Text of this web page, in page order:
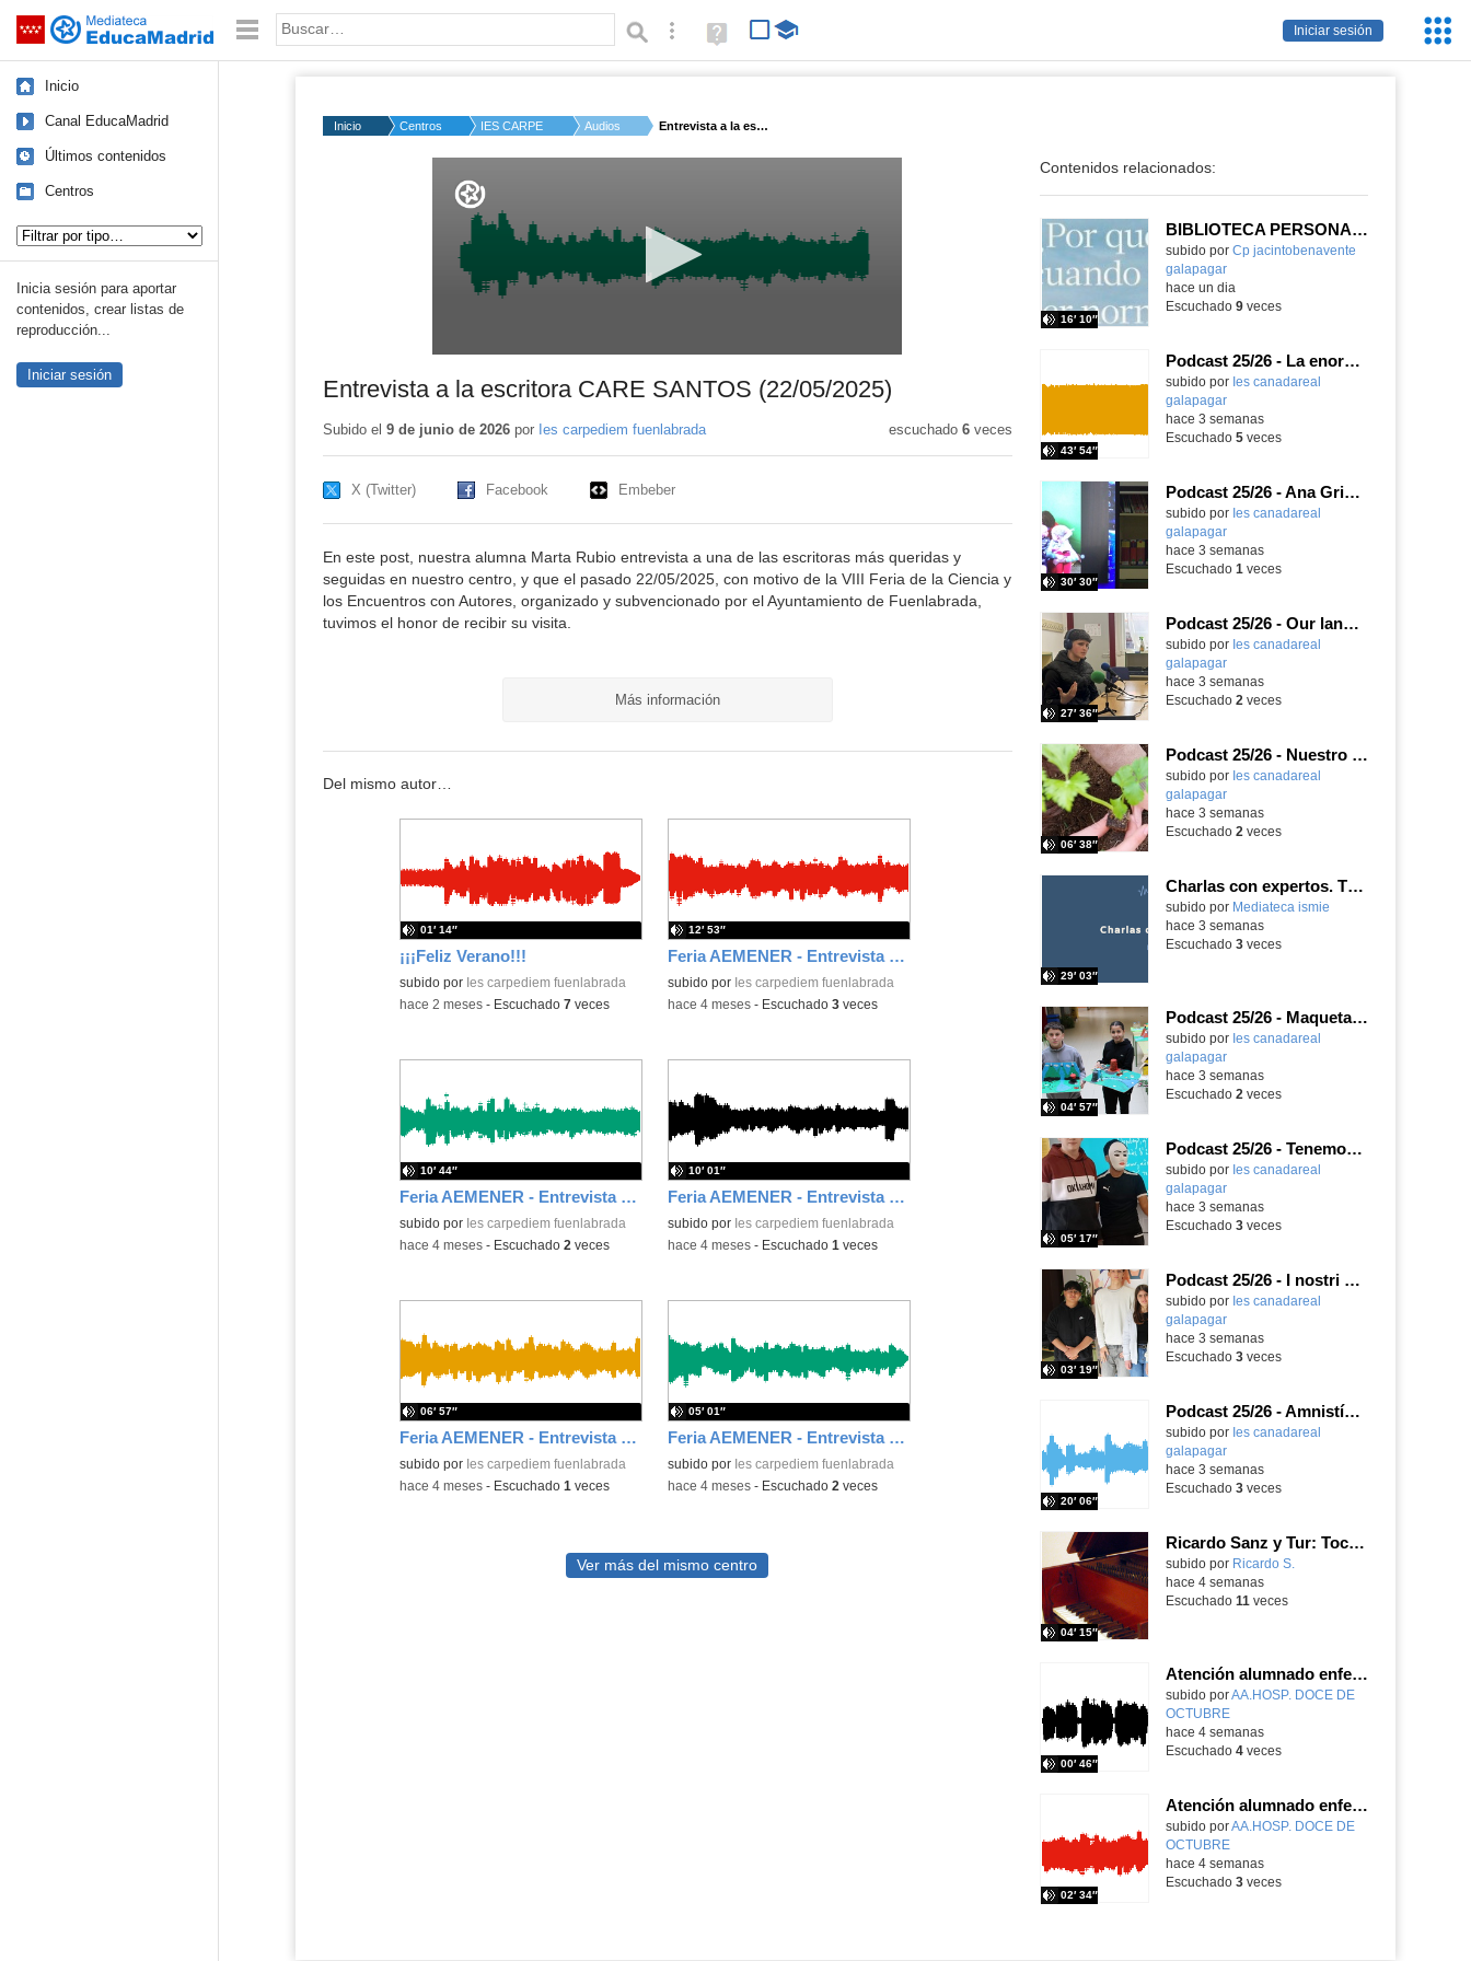
Saltar navegación
Iniciar sesión
Palabra o frase: Búsqueda avanzada
Ayuda
(en
Inicio
Canal EducaMadrid
Últimos contenidos
Centros
Inicia sesión para aportar
contenidos, crear listas de
reproducción...
Iniciar sesión
Inicio Centros IES CARPE DIEM Audios Entrevista a la escr...
50%
Entrevista a la escritora CARE SANTOS (22/05/2025)
Subido el 9 de junio de 2026por Ies carpediem fuenlabrada escuchado 6veces
X (Twitter) Facebook Embeber
En este post, nuestra alumna Marta Rubio entrevista a una de las escritoras más queridas y
seguidas en nuestro centro, y que el pasado 22/05/2025, con motivo de la VIII Feria de la Ciencia y
los Encuentros con Autores, organizado y subvencionado por el Ayuntamiento de Fuenlabrada,
tuvimos el honor de recibir su visita.
Más información
Del mismo autor…
¡¡¡Feliz Verano!!!
subido por Ies carpediem fuenlabrada
01′ 14″
-hace 2 meses- Escuchado 7veces
Feria AEMENER - Entrevista a Esmeralda Cuevas
subido por Ies carpediem fuenlabrada
12′ 53″
-hace 4 meses- Escuchado 3veces
Feria AEMENER - Entrevista a Eva Laín
subido por Ies carpediem fuenlabrada
10′ 44″
-hace 4 meses- Escuchado 2 veces
Feria AEMENER - Entrevista a Jaime Domínguez
subido por Ies carpediem fuenlabrada
10′ 01″
-hace 4 meses- Escuchado 1 veces
Feria AEMENER - Entrevista a Lola Jiménez
subido por Ies carpediem fuenlabrada
06′ 57″
-hace 4 meses- Escuchado 1 veces
Feria AEMENER - Entrevista a Jose Luis Parra
subido por Ies carpediem fuenlabrada
05′ 01″
-hace 4 meses- Escuchado 2 veces
Ver más del mismo centro
Contenidos relacionados:
BIBLIOTECA PERSONAL 9: ¿Por qué ser feliz cuando puedes ser normal?
Contenido educativo.
subido por Cp jacintobenavente
galapagar
16′ 10″
-
hace un dia
Escuchado 9veces
Podcast 25/26 - La enorme responsabilidad de ser juez
subido por Ies canadareal
galapagar
43′ 54″
-
hace 3 semanas
Escuchado 5veces
Podcast 25/26 - Ana Griott y los cuentos de las voces olvidadas
subido por Ies canadareal
galapagar
30′ 30″
-
hace 3 semanas
Escuchado 1 veces
Podcast 25/26 - Our language assistant Ellie
subido por Ies canadareal
galapagar
27′ 36″
-
hace 3 semanas
Escuchado 2 veces
Podcast 25/26 - Nuestro huerto escolar
subido por Ies canadareal
galapagar
06′ 38″
-
hace 3 semanas
Escuchado 2 veces
Charlas con expertos. T1, E5. David-Li Ilundáin Reviriego
subido por Mediateca ismie
29′ 03″
hace 3 semanas
Escuchado 3veces
Podcast 25/26 - Maquetas sobre el feudalismo
subido por Ies canadareal
galapagar
04′ 57″
-
hace 3 semanas
Escuchado 2 veces
Podcast 25/26 - Tenemos nueva profesora de Griego ¿Conoces a María Eugenia?
subido por Ies canadareal
galapagar
05′ 17″
-
hace 3 semanas
Escuchado 3veces
Podcast 25/26 - I nostri amici italiani
subido por Ies canadareal
galapagar
03′ 19″
-
hace 3 semanas
Escuchado 3veces
Podcast 25/26 - Amnistía Internacional
subido por Ies canadareal
galapagar
20′ 06″
-
hace 3 semanas
Escuchado 3veces
Ricardo Sanz y Tur: Tocatina concertante al aire español
subido por Ricardo S.
04′ 15″
hace 4 semanas
Escuchado 11 veces
Atención alumnado enfermo. SAED primaria. José Nesh-Nash García
Contenido educativo.
subido porAA.HOSP. DOCE DE
OCTUBRE
00′ 46″
-
hace 4 semanas
Escuchado 4veces
Atención alumnado enfermo. Aula dentro del hospital. Sara Martín Fernández.
Contenido educativo.
subido porAA.HOSP. DOCE DE
OCTUBRE
02′ 34″
-
hace 4 semanas
Escuchado 3veces